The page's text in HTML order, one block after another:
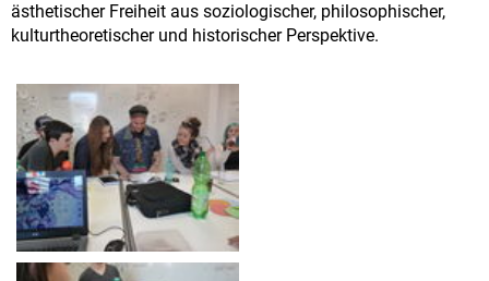
ästhetischer Freiheit aus soziologischer, philosophischer,
kulturtheoretischer und historischer Perspektive.